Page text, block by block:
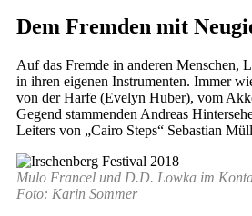
Dem Fremden mit
Auf das Fremde in anderen Menschen,
in ihren eigenen Instrumenten. Immer
von der Harfe (Evelyn Huber), vom
Gegend stammenden Andreas
Leiters von „Cairo Steps“ Sebastian
Mulo Francel und D.D. Lowka im
Foto: Karin Sommer